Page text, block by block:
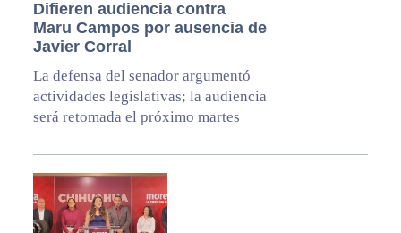
Difieren audiencia contra
Maru Campos por ausencia de
Javier Corral
La defensa del senador argumentó
actividades legislativas; la audiencia
será retomada el próximo martes